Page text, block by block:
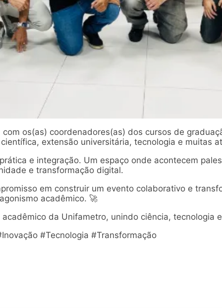
os(as) coordenadores(as) dos cursos de
extensão universitária, tecnologia e muitas
e integração. Um espaço onde acontecem
e transformação digital.
em construir um evento colaborativo e
acadêmico. 🚀
da Unifametro, unindo ciência, tecnologia
#Tecnologia #Transformação